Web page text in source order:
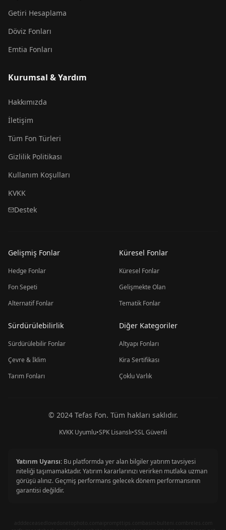
Getiri Hesaplama
Döviz Fonları
Emtia Fonları
Kurumsal & Yardım
Hakkımızda
İletişim
Tüm Fon Türleri
Gizlilik Politikası
Kullanım Koşulları
KVKK
Destek
Gelişmiş Fonlar
Hedge Fonlar
Fon Sepeti
Alternatif Fonlar
Küresel Fonlar
Küresel Fonlar
Gelişmekte Olan
Tematik Fonlar
Sürdürülebilirlik
Sürdürülebilir Fonlar
Çevre & İklim
Tarım Fonları
Diğer Kategoriler
Altyapı Fonları
Kira Sertifikası
Çoklu Varlık
© 2024 Tefas Fon. Tüm hakları saklıdır.
KVKK Uyumlu•SPK Lisanslı•SSL Güvenli
Yatırım Uyarısı: Bu platformda yer alan bilgiler yatırım tavsiyesi
niteliği taşımamaktadır. Yatırım kararlarınızı verirken mutlaka uzman
görüşü alınız. Geçmiş performans gelecek dönem performansının
garantisi değildir.